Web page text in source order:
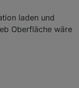
laden und
Oberfläche wäre